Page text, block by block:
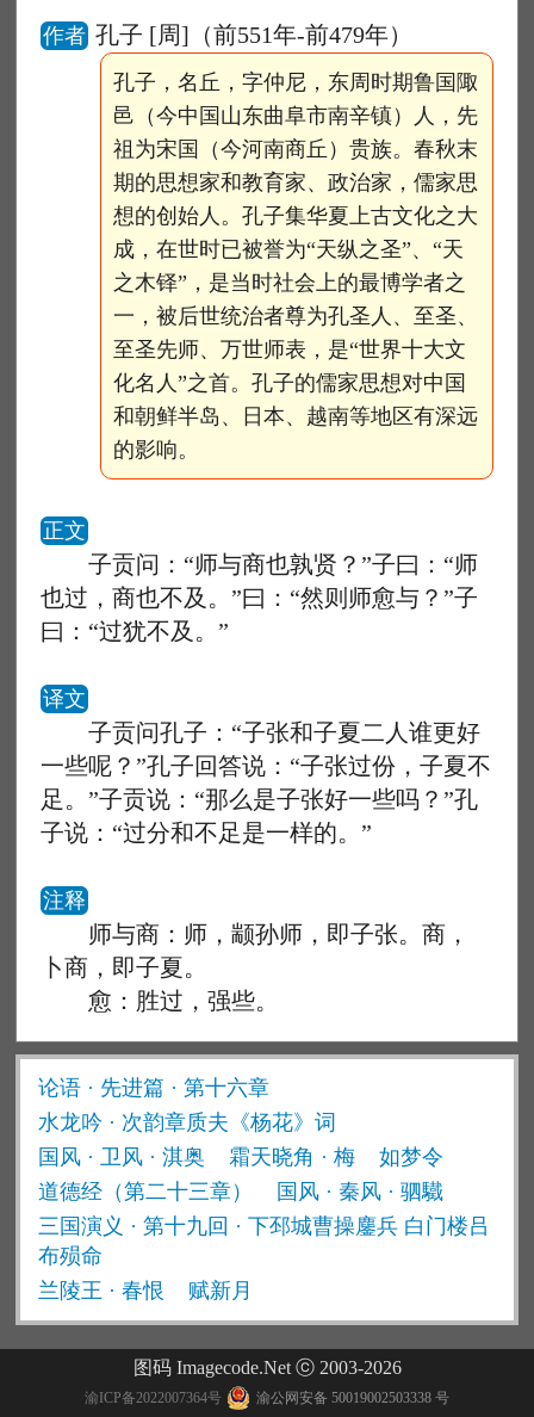
作者 孔子 [周]（前551年-前479年）
孔子，名丘，字仲尼，东周时期鲁国陬
邑（今中国山东曲阜市南辛镇）人，先
祖为宋国（今河南商丘）贵族。春秋末
期的思想家和教育家、政治家，儒家思
想的创始人。孔子集华夏上古文化之大
成，在世时已被誉为“天纵之圣”、“天
之木铎”，是当时社会上的最博学者之
一，被后世统治者尊为孔圣人、至圣、
至圣先师、万世师表，是“世界十大文
化名人”之首。孔子的儒家思想对中国
和朝鲜半岛、日本、越南等地区有深远
的影响。
正文
子贡问：“师与商也孰贤？”子曰：“师
也过，商也不及。”曰：“然则师愈与？”子
曰：“过犹不及。”
译文
子贡问孔子：“子张和子夏二人谁更好
一些呢？”孔子回答说：“子张过份，子夏不
足。”子贡说：“那么是子张好一些吗？”孔
子说：“过分和不足是一样的。”
注释
师与商：师，颛孙师，即子张。商，
卜商，即子夏。
愈：胜过，强些。
论语 · 先进篇 · 第十六章
水龙吟 · 次韵章质夫《杨花》词
国风 · 卫风 · 淇奥
霜天晓角 · 梅
如梦令
道德经（第二十三章）
国风 · 秦风 · 驷驖
三国演义 · 第十九回 · 下邳城曹操鏖兵 白门楼吕
布殒命
兰陵王 · 春恨
赋新月
图码 Imagecode.Net ⓒ 2003-2026
渝ICP备2022007364号 渝公网安备 50019002503338 号